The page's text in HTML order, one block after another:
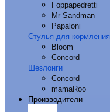
Foppapedretti
Mr Sandman
Papaloni
Стулья для кормления
Bloom
Concord
Шезлонги
Concord
mamaRoo
Производители